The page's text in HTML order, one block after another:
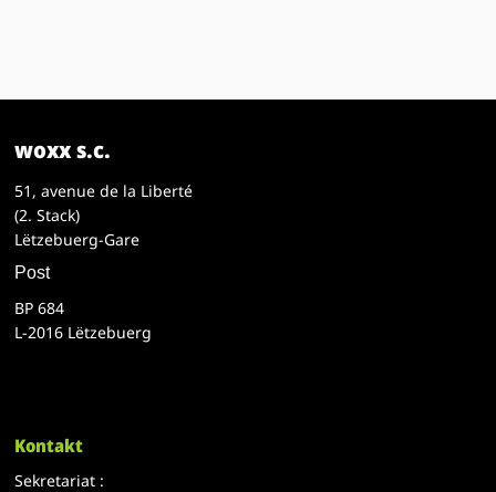
woxx s.c.
51, avenue de la Liberté
(2. Stack)
Lëtzebuerg-Gare
Post
BP 684
L-2016 Lëtzebuerg
Kontakt
Sekretariat :